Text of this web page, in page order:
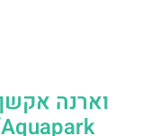
Aquapark) בסאני ביץ' בוגלריה